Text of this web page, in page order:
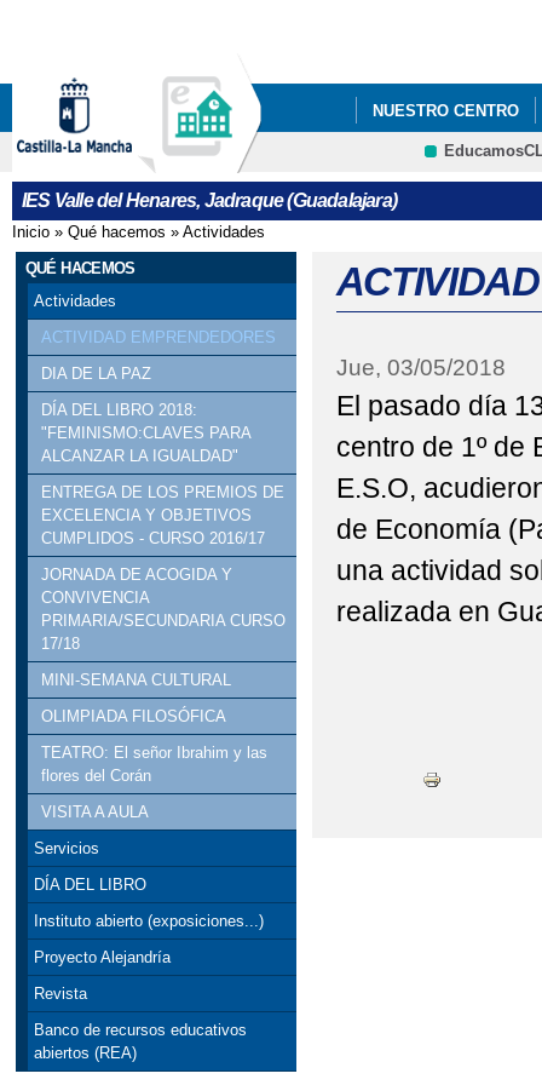
NUESTRO CENTRO
IES Valle del Henares, Jadraque (Guadalajara)
Se encuentra usted aquí
Inicio » Qué hacemos » Actividades
QUÉ HACEMOS
Actividades
ACTIVIDAD EMPRENDEDORES
DIA DE LA PAZ
DÍA DEL LIBRO 2018:
"FEMINISMO:CLAVES PARA
ALCANZAR LA IGUALDAD"
ENTREGA DE LOS PREMIOS DE
EXCELENCIA Y OBJETIVOS
CUMPLIDOS - CURSO 2016/17
JORNADA DE ACOGIDA Y
CONVIVENCIA
PRIMARIA/SECUNDARIA CURSO
17/18
MINI-SEMANA CULTURAL
OLIMPIADA FILOSÓFICA
TEATRO: El señor Ibrahim y las
flores del Corán
VISITA A AULA
Servicios
DÍA DEL LIBRO
Instituto abierto (exposiciones...)
Proyecto Alejandría
Revista
Banco de recursos educativos
abiertos (REA)
Jue, 03/05/2018
El pasado día
centro de 1º de
E.S.O,
de Economía
una actividad
realizada en